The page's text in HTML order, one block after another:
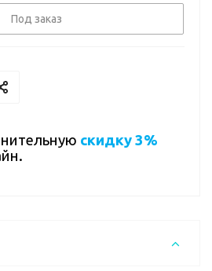
Под заказ
скидку 3%